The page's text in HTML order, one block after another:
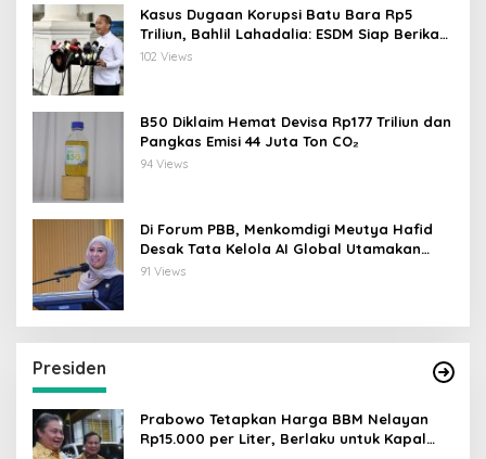
Kasus Dugaan Korupsi Batu Bara Rp5
Triliun, Bahlil Lahadalia: ESDM Siap Berikan
Data
102 Views
B50 Diklaim Hemat Devisa Rp177 Triliun dan
Pangkas Emisi 44 Juta Ton CO₂
94 Views
Di Forum PBB, Menkomdigi Meutya Hafid
Desak Tata Kelola AI Global Utamakan
Perlindungan Anak
91 Views
Presiden
Prabowo Tetapkan Harga BBM Nelayan
Rp15.000 per Liter, Berlaku untuk Kapal